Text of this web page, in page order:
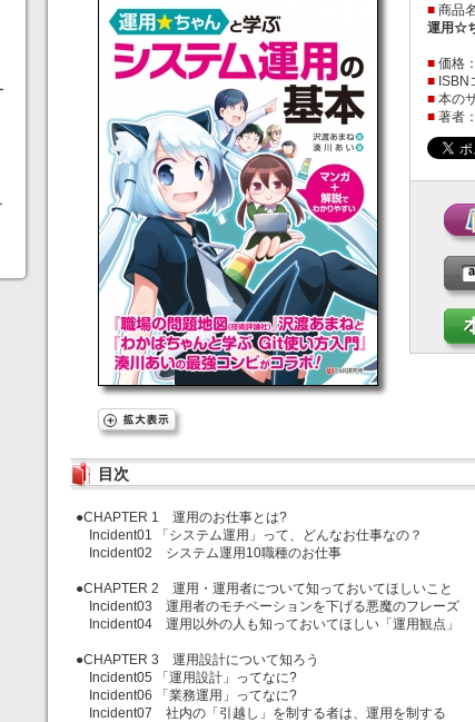
■商品
運用☆
■価格：
■ISBN
■本の
■著者
目次
●CHAPTER 1 運用のお仕事とは?
Incident01 「システム運用」って、どんなお仕事なの？
Incident02 システム運用10職種のお仕事
●CHAPTER 2 運用・運用者について知っておいてほしいこと
Incident03 運用者のモチベーションを下げる悪魔のフレーズ
Incident04 運用以外の人も知っておいてほしい「運用観点」
●CHAPTER 3 運用設計について知ろう
Incident05 「運用設計」ってなに?
Incident06 「業務運用」ってなに?
Incident07 社内の「引越し」を制する者は、運用を制する